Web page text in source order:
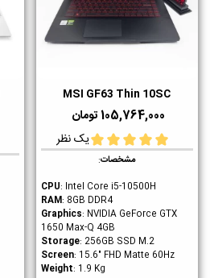
MSI GF63 Thin 10SC
105,764,000 تومان
یک نظر
مشخصات:
CPU: Intel Core i5-10500H
RAM: 8GB DDR4
Graphics: NVIDIA GeForce GTX
1650 Max-Q 4GB
Storage: 256GB SSD M.2
Screen: 15.6" FHD Matte 60Hz
Weight: 1.9 Kg